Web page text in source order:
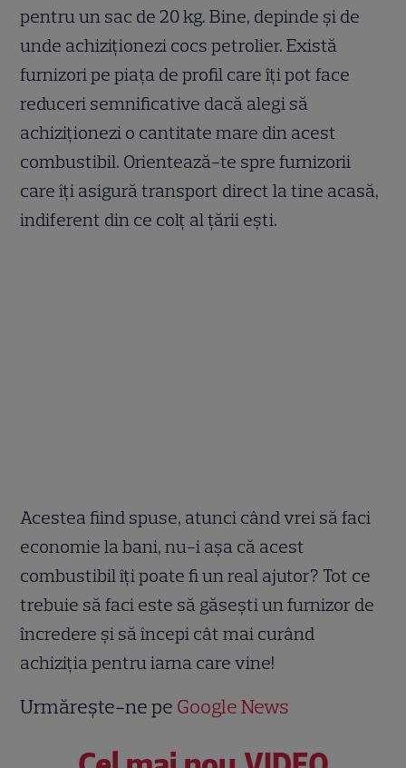
pentru un sac de 20 kg. Bine, depinde și de
unde achiziționezi cocs petrolier. Există
furnizori pe piața de profil care îți pot face
reduceri semnificative dacă alegi să
achiziționezi o cantitate mare din acest
combustibil. Orientează-te spre furnizorii
care îți asigură transport direct la tine acasă,
indiferent din ce colț al țării ești.
Acestea fiind spuse, atunci când vrei să faci
economie la bani, nu-i așa că acest
combustibil îți poate fi un real ajutor? Tot ce
trebuie să faci este să găsești un furnizor de
încredere și să începi cât mai curând
achiziția pentru iarna care vine!
Urmărește-ne pe Google News